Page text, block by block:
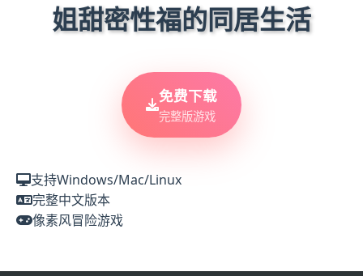
姐甜密性福的同居生活
免费下载
完整版游戏
支持Windows/Mac/Linux
完整中文版本
像素风冒险游戏